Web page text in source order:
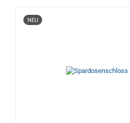
NEU